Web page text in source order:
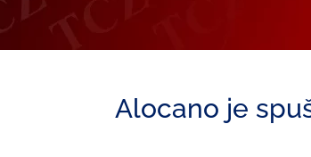
Alocano je